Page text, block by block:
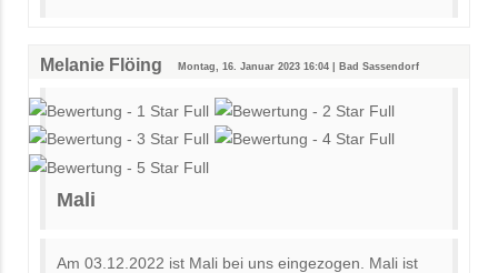
Melanie Flöing Montag, 16. Januar 2023 16:04 | Bad Sassendorf
Mali
Am 03.12.2022 ist Mali bei uns eingezogen. Mali ist